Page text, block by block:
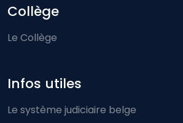
Collège
Le Collège
Infos utiles
Le système judiciaire belge